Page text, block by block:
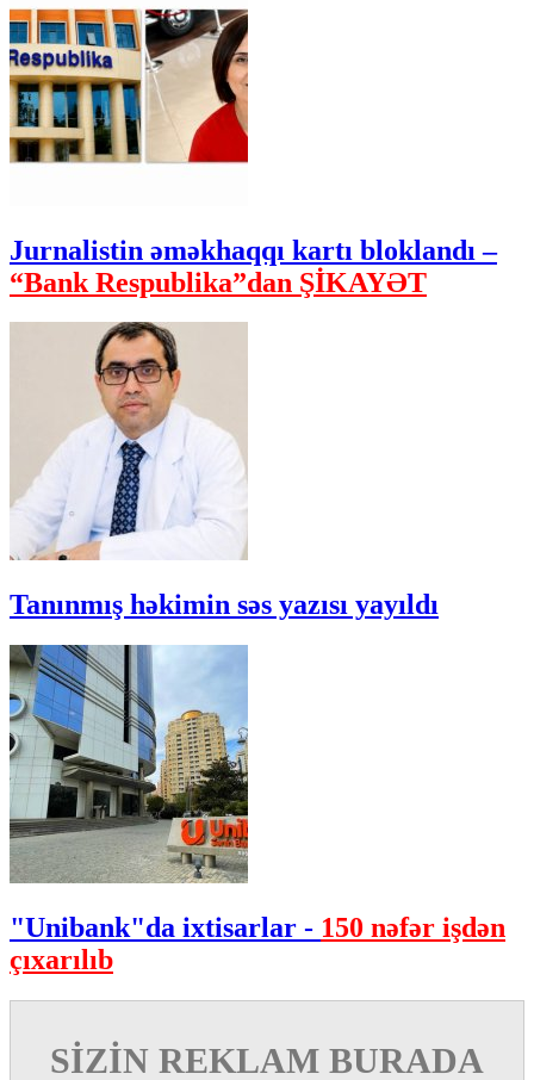
Jurnalistin əməkhaqqı kartı bloklandı –
“Bank Respublika”dan ŞİKAYƏT
Tanınmış həkimin səs yazısı yayıldı
"Unibank"da ixtisarlar - 150 nəfər işdən
çıxarılıb
SİZİN REKLAM BURADA